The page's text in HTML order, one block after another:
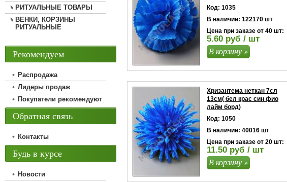
Код: 1035
В наличии: 122170 шт
Цена при заказе от 40 шт:
5.60 руб / шт
В корзину »
Хризантема неткан 7сл
13см( бел крас син фио
лайм борд)
Код: 1050
В наличии: 40016 шт
Цена при заказе от 20 шт:
11.50 руб / шт
В корзину »
РИТУАЛЬНЫЕ ТОВАРЫ
ВЕНКИ, КОРЗИНЫ
РИТУАЛЬНЫЕ
Рекомендуем
Распродажа
Лидеры продаж
Покупатели рекомендуют
Обратная связь
Контакты
Будь в курсе
Новости